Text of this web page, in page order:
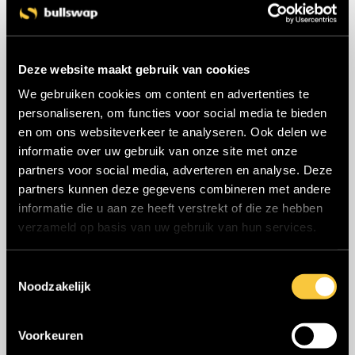
Deze website maakt gebruik van cookies
We gebruiken cookies om content en advertenties te
personaliseren, om functies voor social media te bieden
en om ons websiteverkeer te analyseren. Ook delen we
informatie over uw gebruik van onze site met onze
partners voor social media, adverteren en analyse. Deze
partners kunnen deze gegevens combineren met andere
informatie die u aan ze heeft verstrekt of die ze hebben
verzameld op basis van uw gebruik van hun services.
Noodzakelijk
Voorkeuren
Als verhuurderkan je eenmaal je gekoppeld bent met je
track-and-tracepartner in het detail van een machine voor
elke individuele unit zien waar het zich bevindt. Ook zie je
bij het maken of bekijken van offertes telkens de locatie
van je toestel, wat het ophalen kan vergemakkelijken.
Huurders kunnen daarnaast hun gewenste leverlocatie
aanduiden op hetzelfde kaartje met een rode pin. Hierdoor
weten je chauffeurs steeds waar exact te leveren.